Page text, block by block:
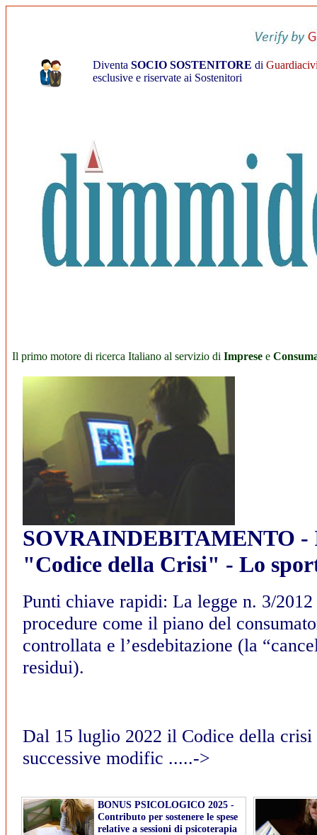
Diventa SOCIO SOSTENITORE di
esclusive e riservate ai Sostenitori
Il primo motore di ricerca Italiano al servizio di Imprese e
SOVRAINDEBITAMENTO -
"Codice della Crisi" - Lo
Punti chiave rapidi: La legge n. 3/
procedure come il piano del
controllata e l’esdebitazione (la
residui).
Dal 15 luglio 2022 il Codice della
successive modific .....->
BONUS PSICOLOGICO 2025 -
Contributo per sostenere le spese
relative a sessioni di psicoterapia